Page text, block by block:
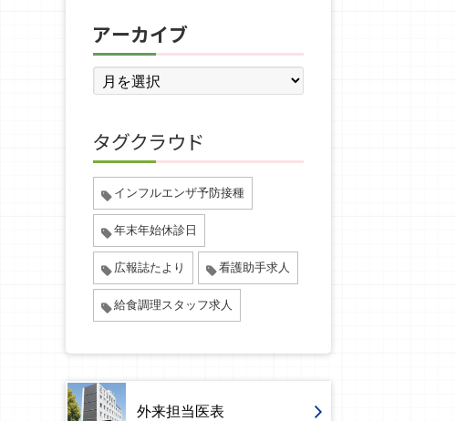
アーカイブ
タグクラウド
インフルエンザ予防接種
年末年始休診日
広報誌たより 看護助手求人
給食調理スタッフ求人
外来担当医表